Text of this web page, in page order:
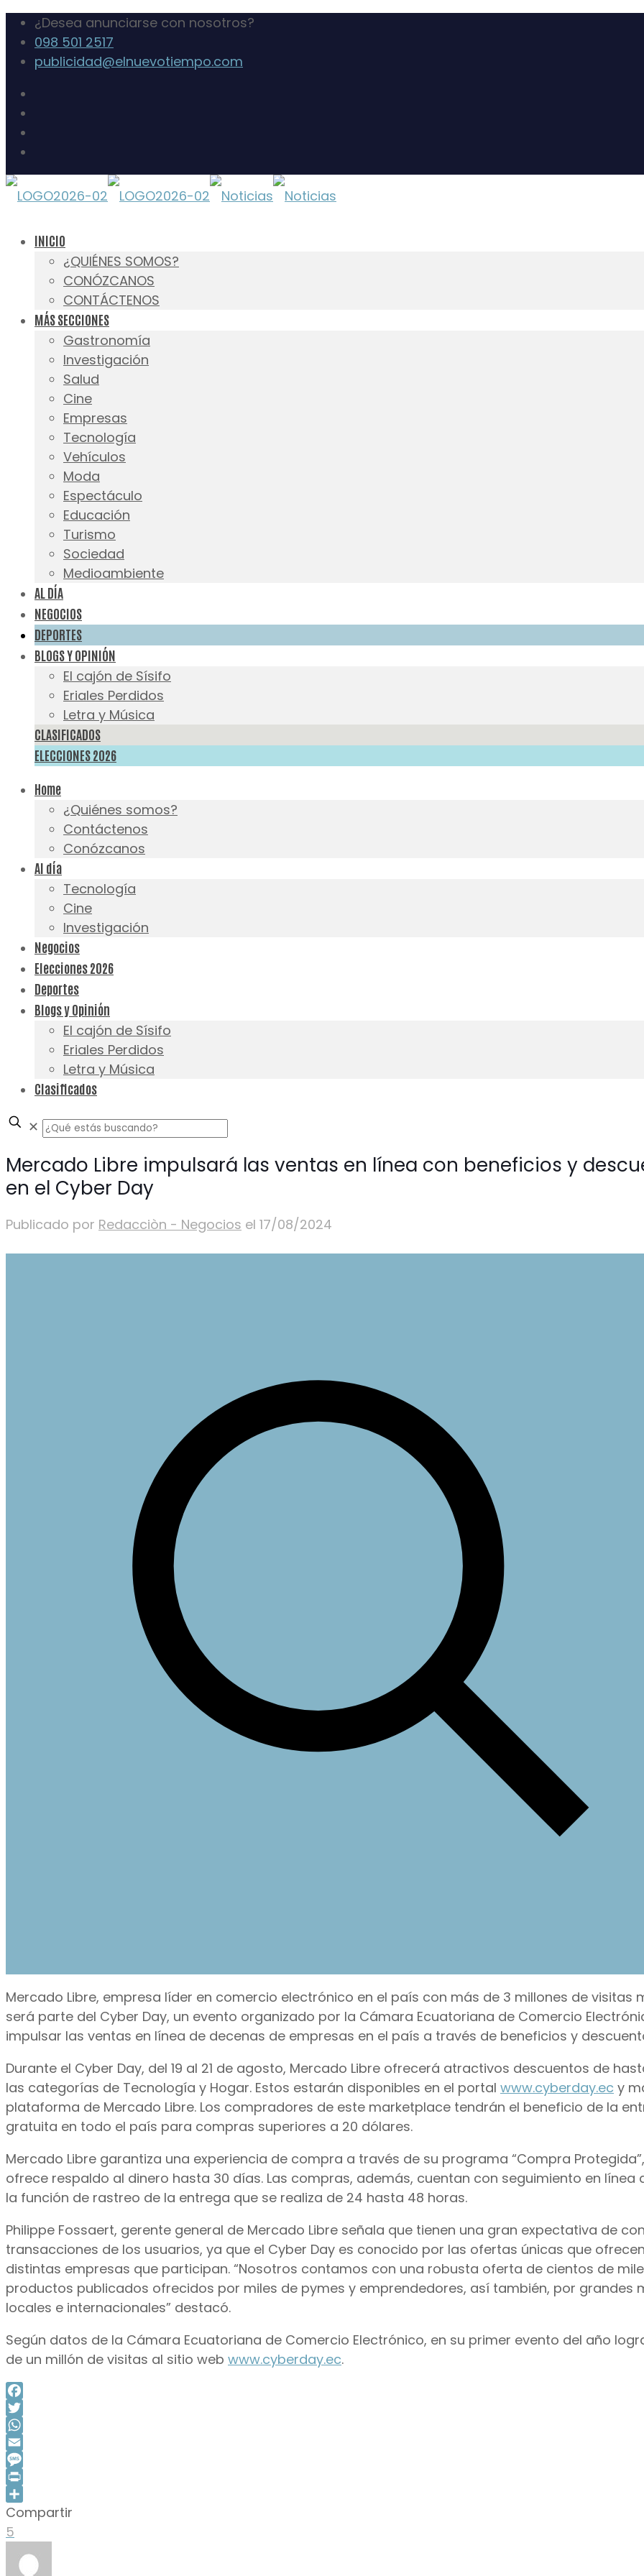
¿Desea anunciarse con nosotros?
098 501 2517
publicidad@elnuevotiempo.com
INICIO
¿QUIÉNES SOMOS?
CONÓZCANOS
CONTÁCTENOS
MÁS SECCIONES
Gastronomía
Investigación
Salud
Cine
Empresas
Tecnología
Vehículos
Moda
Espectáculo
Educación
Turismo
Sociedad
Medioambiente
AL DÍA
NEGOCIOS
DEPORTES
BLOGS Y OPINIÓN
El cajón de Sísifo
Eriales Perdidos
Letra y Música
CLASIFICADOS
ELECCIONES 2026
Home
¿Quiénes somos?
Contáctenos
Conózcanos
Al día
Tecnología
Cine
Investigación
Negocios
Elecciones 2026
Deportes
Blogs y Opinión
El cajón de Sísifo
Eriales Perdidos
Letra y Música
Clasificados
✕
Mercado Libre impulsará las ventas en línea con beneficios y
en el Cyber Day
Publicado por Redacciòn - Negocios el 17/08/2024
Mercado Libre, empresa líder en comercio electrónico en el país con más de 3 millones de visitas
será parte del Cyber Day, un evento organizado por la Cámara Ecuatoriana de Comercio
impulsar las ventas en línea de decenas de empresas en el país a través de beneficios y
Durante el Cyber Day, del 19 al 21 de agosto, Mercado Libre ofrecerá atractivos descuentos de
las categorías de Tecnología y Hogar. Estos estarán disponibles en el portal www.cyberday.ec y
plataforma de Mercado Libre. Los compradores de este marketplace tendrán el beneficio de la
gratuita en todo el país para compras superiores a 20 dólares.
Mercado Libre garantiza una experiencia de compra a través de su programa “Compra
ofrece respaldo al dinero hasta 30 días. Las compras, además, cuentan con seguimiento en línea
la función de rastreo de la entrega que se realiza de 24 hasta 48 horas.
Philippe Fossaert, gerente general de Mercado Libre señala que tienen una gran expectativa de
transacciones de los usuarios, ya que el Cyber Day es conocido por las ofertas únicas que
distintas empresas que participan. “Nosotros contamos con una robusta oferta de cientos de
productos publicados ofrecidos por miles de pymes y emprendedores, así también, por grandes
locales e internacionales” destacó.
Según datos de la Cámara Ecuatoriana de Comercio Electrónico, en su primer evento del año
de un millón de visitas al sitio web www.cyberday.ec.
Facebook
Twitter
WhatsApp
Email
Message
Print
Compartir
Compartir
5